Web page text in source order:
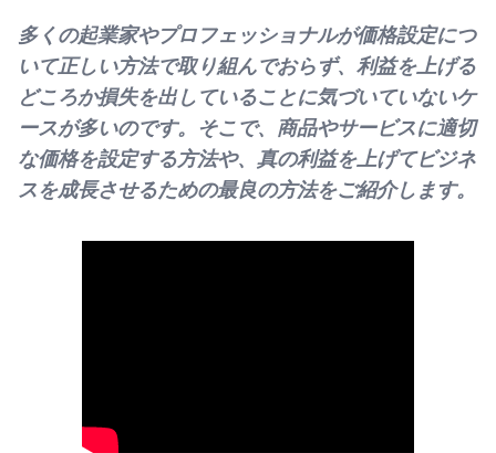
多くの起業家やプロフェッショナルが価格設定につ
いて正しい方法で取り組んでおらず、利益を上げる
どころか損失を出していることに気づいていないケ
ースが多いのです。そこで、商品やサービスに適切
な価格を設定する方法や、真の利益を上げてビジネ
スを成長させるための最良の方法をご紹介します。